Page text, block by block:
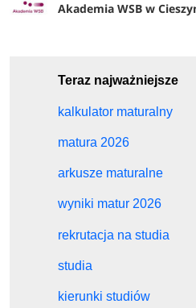
Akademia WSB w
Teraz najważniejsze
kalkulator maturalny
matura 2026
arkusze maturalne
wyniki matur 2026
rekrutacja na studia
studia
kierunki studiów